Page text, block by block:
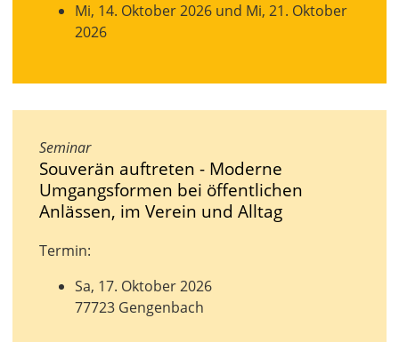
Mi, 14. Oktober 2026 und Mi, 21. Oktober
2026
Seminar
Souverän auftreten - Moderne
Umgangsformen bei öffentlichen
Anlässen, im Verein und Alltag
Termin:
Sa, 17. Oktober 2026
77723 Gengenbach